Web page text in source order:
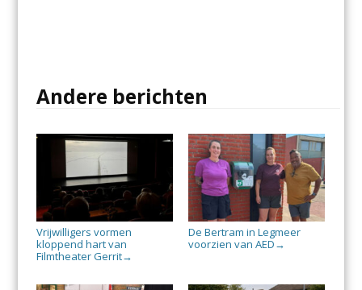
Andere berichten
Vrijwilligers vormen
kloppend hart van
Filmtheater Gerrit→
De Bertram in Legmeer
voorzien van AED →